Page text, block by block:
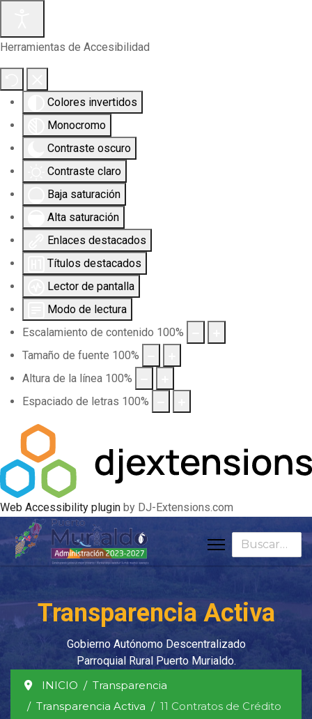
Herramientas de Accesibilidad
Colores invertidos
Monocromo
Contraste oscuro
Contraste claro
Baja saturación
Alta saturación
Enlaces destacados
Títulos destacados
Lector de pantalla
Modo de lectura
Escalamiento de contenido 100%
Tamaño de fuente 100%
Altura de la línea 100%
Espaciado de letras 100%
Web Accessibility plugin by DJ-Extensions.com
Buscar
Transparencia Activa
Gobierno Autónomo Descentralizado
Parroquial Rural Puerto Murialdo.
INICIO
Transparencia
Transparencia Activa
11 Contratos de Crédito